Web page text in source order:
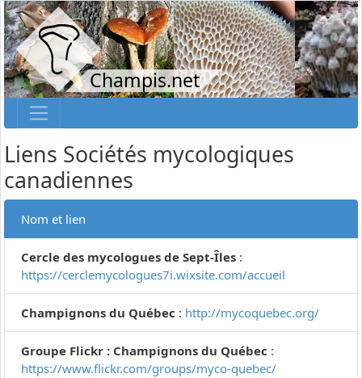
Champis.net
Liens Sociétés mycologiques
canadiennes
Nom et lien
Cercle des mycologues de Sept-Îles :
https://cerclemycologues7i.wixsite.com/accueil
Champignons du Québec : http://mycoquebec.org/
Groupe Flickr : Champignons du Québec :
https://www.flickr.com/groups/myco-quebec/